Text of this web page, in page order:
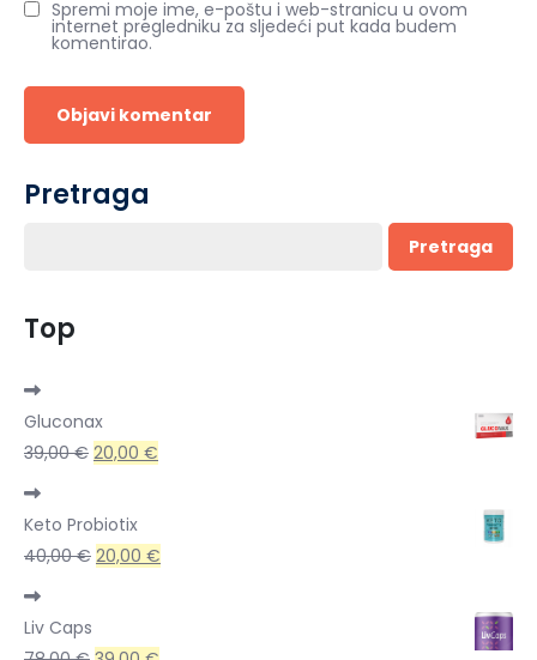
Spremi moje ime, e-poštu i web-stranicu u ovom
internet pregledniku za sljedeći put kada budem
komentirao.
Pretraga
Pretraga
Top
Gluconax
39,00€ Izvorna
bila
je:
39,00 €.
20,00 €
20,00 €.
Keto Probiotix
40,00€ Izvorna
je:
20,00 €
Liv Caps